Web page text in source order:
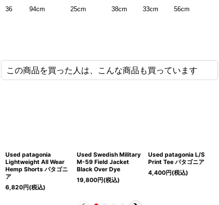
36
94cm 25cm 38cm 33cm 56cm
この商品を買った人は、こんな商品も買っています
Used patagonia
Lightweight All Wear
Hemp Shorts パタゴニ
ア
6,820円(税込)
Used Swedish Military
M-59 Field Jacket
Black Over Dye
19,800円(税込)
Used patagonia L/S
Print Tee パタゴニア
4,400円(税込)